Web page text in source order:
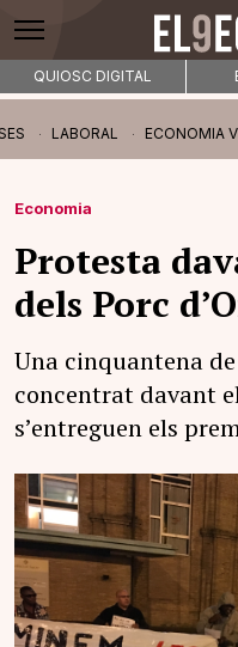
QUIOSC DIGITAL
LABORAL ECONOMIA
Economia
Protesta
dels Porc
Una cinquantena de
concentrat davant
s’entreguen els